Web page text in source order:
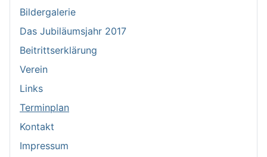
Bildergalerie
Das Jubiläumsjahr 2017
Beitrittserklärung
Verein
Links
Terminplan
Kontakt
Impressum